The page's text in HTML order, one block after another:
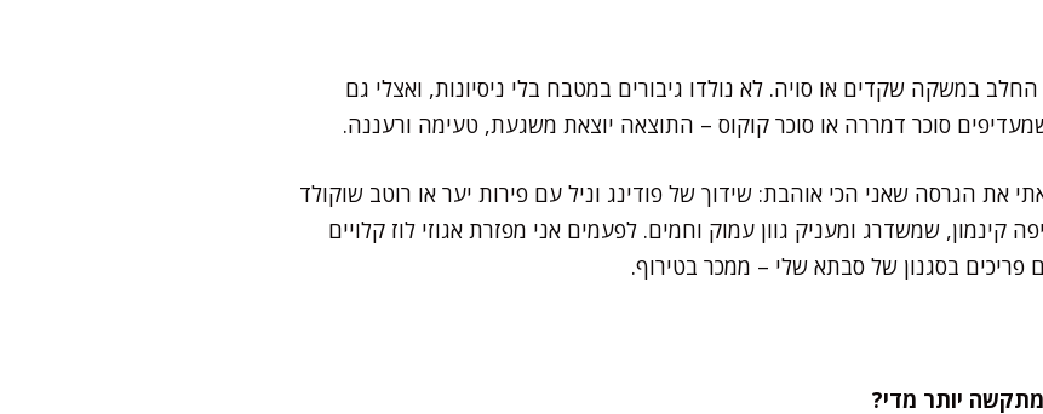
במשקה שקדים או סויה. לא נולדו גיבורים במטבח בלי ניסיונות, ואצלי גם
סוכר דמררה או סוכר קוקוס – התוצאה יוצאת משגעת, טעימה ורעננה.
את הגרסה שאני הכי אוהבת: שידוך של פודינג וניל עם פירות יער או רוטב שוקולד
קינמון, שמשדרג ומעניק גוון עמוק וחמים. לפעמים אני מפזרת אגוזי לוז קלויים
פריכים בסגנון של סבתא שלי – ממכר בטירוף.